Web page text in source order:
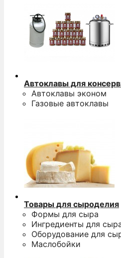
Автоклавы для
Автоклавы эконом
Газовые автоклавы
Товары для сыроделия
Формы для сыра
Ингредиенты для
Оборудование для
Маслобойки